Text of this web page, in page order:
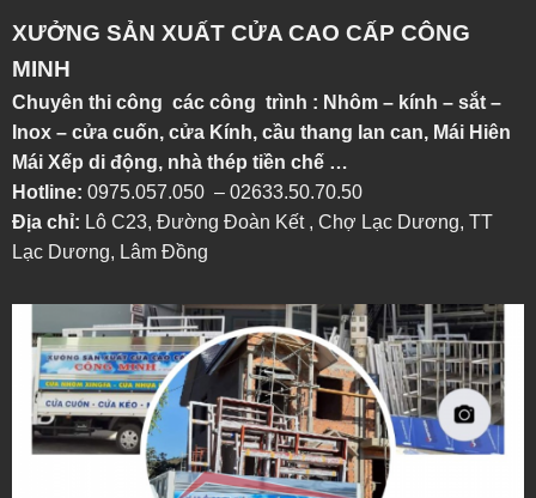
XƯỞNG SẢN XUẤT CỬA CAO CẤP CÔNG
MINH
Chuyên thi công các công trình : Nhôm – kính – sắt –
Inox – cửa cuốn, cửa Kính, cầu thang lan can, Mái Hiên
Mái Xếp di động, nhà thép tiền chế …
Hotline: 0975.057.050 – 02633.50.70.50
Địa chỉ: Lô C23, Đường Đoàn Kết , Chợ Lạc Dương, TT
Lạc Dương, Lâm Đồng